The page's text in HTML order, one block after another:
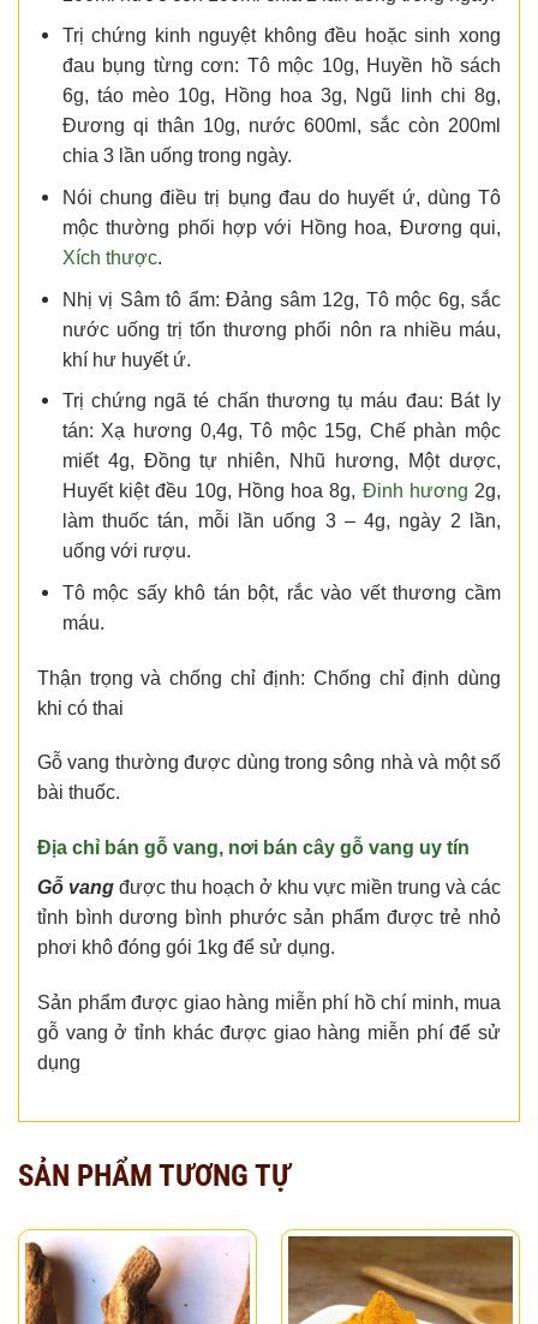
Trị chứng kinh nguyệt không đều hoặc sinh xong
đau bụng từng cơn: Tô mộc 10g, Huyền hồ sách
6g, táo mèo 10g, Hồng hoa 3g, Ngũ linh chi 8g,
Đương qi thân 10g, nước 600ml, sắc còn 200ml
chia 3 lần uống trong ngày.
Nói chung điều trị bụng đau do huyết ứ, dùng Tô
mộc thường phối hợp với Hồng hoa, Đương qui,
Xích thược.
Nhị vị Sâm tô ẩm: Đảng sâm 12g, Tô mộc 6g, sắc
nước uống trị tổn thương phổi nôn ra nhiều máu,
khí hư huyết ứ.
Trị chứng ngã té chấn thương tụ máu đau: Bát ly
tán: Xạ hương 0,4g, Tô mộc 15g, Chế phàn mộc
miết 4g, Đồng tự nhiên, Nhũ hương, Một dược,
Huyết kiệt đều 10g, Hồng hoa 8g, Đinh hương 2g,
làm thuốc tán, mỗi lần uống 3 – 4g, ngày 2 lần,
uống với rượu.
Tô mộc sấy khô tán bột, rắc vào vết thương cầm
máu.
Thận trọng và chống chỉ định: Chống chỉ định dùng
khi có thai
Gỗ vang thường được dùng trong sông nhà và một số
bài thuốc.
Địa chỉ bán gỗ vang, nơi bán cây gỗ vang uy tín
Gỗ vang được thu hoạch ở khu vực miền trung và các
tỉnh bình dương bình phước sản phẩm được trẻ nhỏ
phơi khô đóng gói 1kg để sử dụng.
Sản phẩm được giao hàng miễn phí hồ chí minh, mua
gỗ vang ở tỉnh khác được giao hàng miễn phí để sử
dụng
SẢN PHẨM TƯƠNG TỰ